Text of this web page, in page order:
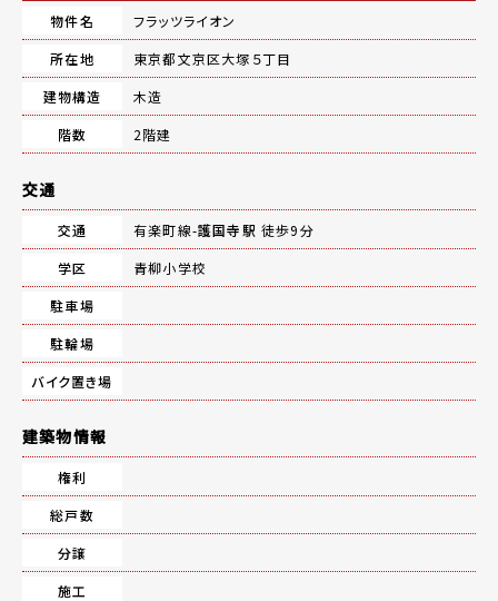
物件名
フラッツライオン
所在地
東京都文京区大塚５丁目
建物構造
木造
階数
2階建
交通
交通 有楽町線-護国寺駅 徒歩9分
学区
青柳小学校
駐車場
駐輪場
バイク置き場
建築物情報
権利
総戸数
分譲
施工